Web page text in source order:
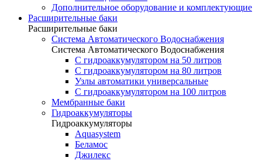
Дополнительное оборудование и комплектующие
Расширительные баки
Расширительные баки
Система Автоматического Водоснабжения
Система Автоматического Водоснабжения
С гидроаккумулятором на 50 литров
С гидроаккумулятором на 80 литров
Узлы автоматики универсальные
С гидроаккумулятором на 100 литров
Мембранные баки
Гидроаккумуляторы
Гидроаккумуляторы
Aquasystem
Беламос
Джилекс